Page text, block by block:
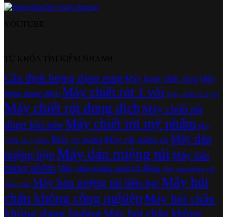
Cân định lượng dạng rung Máy bơm chất lỏng Máy
bơm dung dịch Máy chiết rót 1 vòi Máy chiết rót 2 vòi
Máy chiết rót dung dịchMáy chiết rót
dùng khí nénMáy chiết rót mỹ phẩm Máy
chiết rót tự động Máy co màng Máy cắt màng co Máy dán
miệng hộpMáy dán miệng túi Máy dán
màng nhôm Máy dán màng seal tự động Máy hàn miệng túi
dậm chân Máy hàn miệng túi liên tụcMáy hút
chân không công nghiệpMáy hút chân
không dạng buồngMáy hút chân không